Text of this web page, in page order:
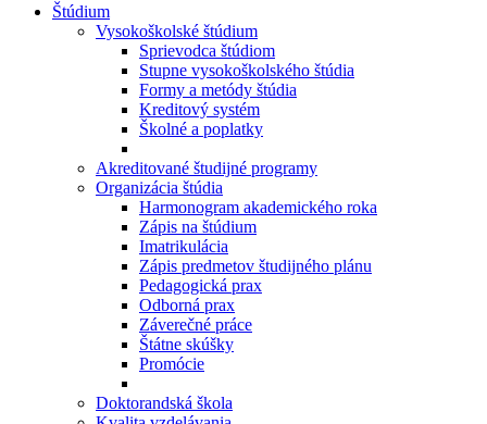
Štúdium
Vysokoškolské štúdium
Sprievodca štúdiom
Stupne vysokoškolského štúdia
Formy a metódy štúdia
Kreditový systém
Školné a poplatky
Akreditované študijné programy
Organizácia štúdia
Harmonogram akademického roka
Zápis na štúdium
Imatrikulácia
Zápis predmetov študijného plánu
Pedagogická prax
Odborná prax
Záverečné práce
Štátne skúšky
Promócie
Doktorandská škola